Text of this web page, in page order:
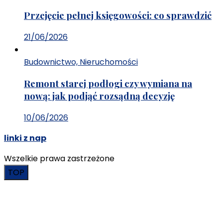
Przejęcie pełnej księgowości: co sprawdzić
21/06/2026
Budownictwo, Nieruchomości
Remont starej podłogi czy wymiana na
nową: jak podjąć rozsądną decyzję
10/06/2026
linki z nap
Wszelkie prawa zastrzeżone
TOP